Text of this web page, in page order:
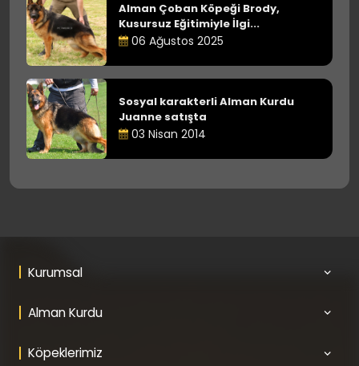
Alman Çoban Köpeği Brody,
Kusursuz Eğitimiyle İlgi...
06 Ağustos 2025
Sosyal karakterli Alman Kurdu
Juanne satışta
03 Nisan 2014
Kurumsal
Alman Kurdu
Köpeklerimiz